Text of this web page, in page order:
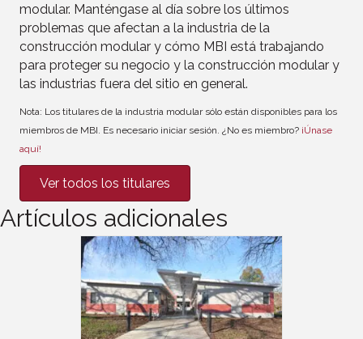
modular. Manténgase al día sobre los últimos
problemas que afectan a la industria de la
construcción modular y cómo MBI está trabajando
para proteger su negocio y la construcción modular y
las industrias fuera del sitio en general.
Nota: Los titulares de la industria modular sólo están disponibles para los
miembros de MBI. Es necesario iniciar sesión. ¿No es miembro? ¡Únase
aquí!
Ver todos los titulares
Artículos adicionales